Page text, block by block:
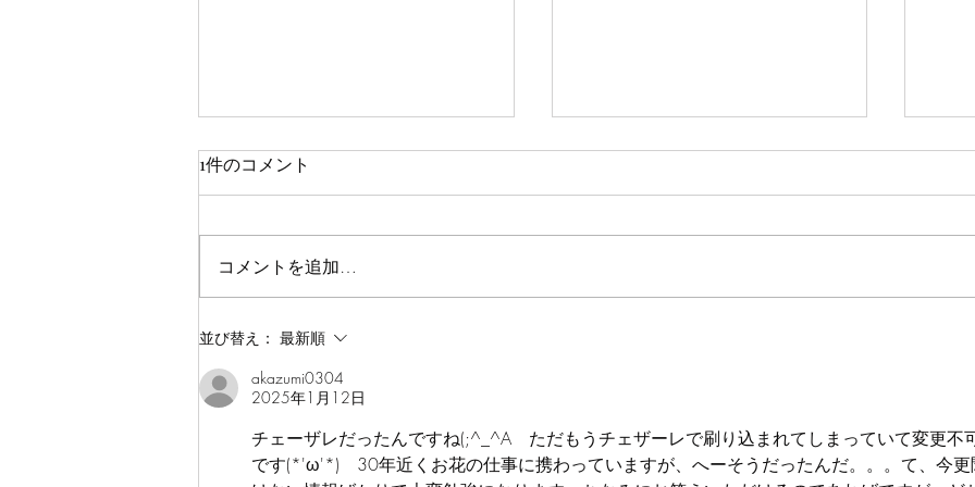
年末のご挨拶
本日で2024年が終わります、今
りました。この場を借りて感謝御
礼申し上げます。 今年を漢字一
文字で表すとすると、「難」でし
ょうか。とにかく酷暑と大雨で過
た。そのため、来年は作付計画を
変更した次第です。...
【残暑】暑さ寒さも彼岸ま
ぼ無風で余計に暑さを感じます。
咲いてこないということです。毎
年彼...
【
茶、
変
えま
に体
1件のコメント
コメントを追加…
並び替え： 最新順
akazumi0304
2025年1月12日
チェーザレだったんですね(;^_^A　ただもうチェザーレで刷り込まれてしまっていて変更不
です(*'ω'*)　30年近くお花の仕事に携わっていますが、へーそうだったんだ。。。て、今更